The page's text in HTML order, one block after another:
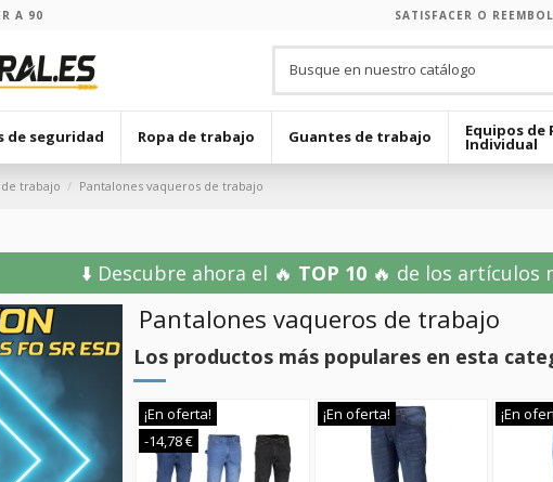
A 90 SATISFACER O
de seguridad Ropa de trabajo Guantes de trabajo Equipos de
Individual
trabajo Pantalones vaqueros de trabajo
⬇️ Descubre ahora el 🔥 TOP 10🔥 de los artículos
Pantalones vaqueros de trabajo
Los productos más populares en esta
¡En oferta!
-14,78 €
¡En oferta! ¡En